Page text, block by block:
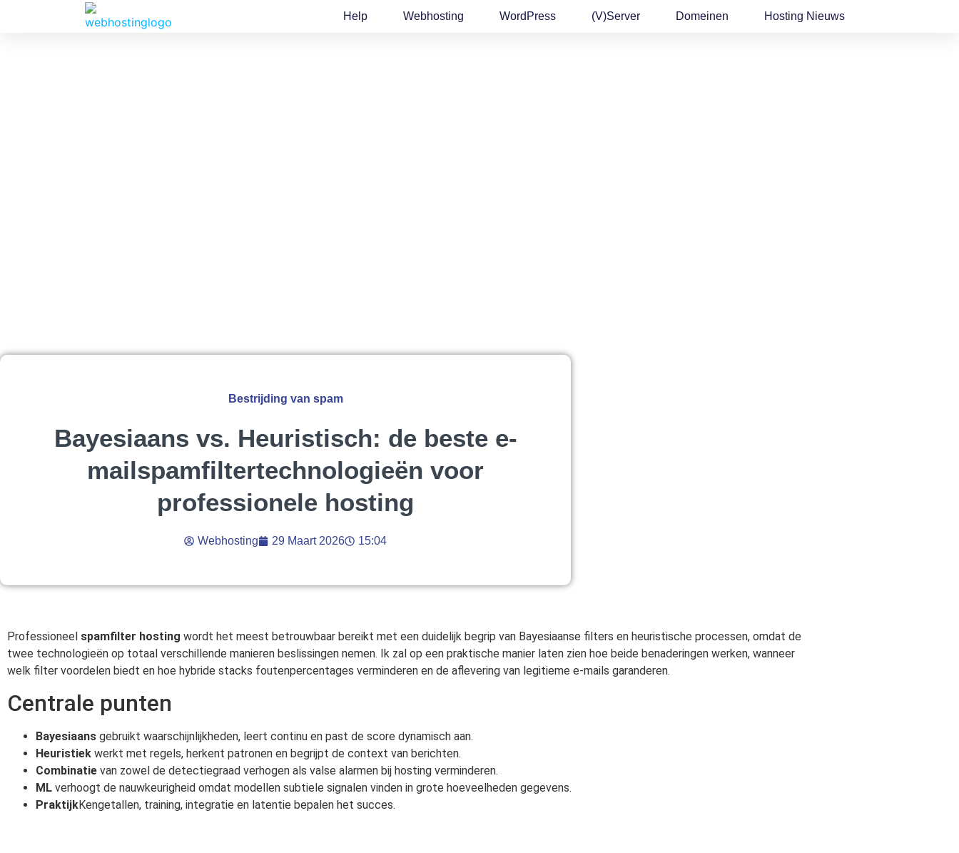
Help Webhosting WordPress (v)Server Domeinen Hosting Nieuws
Bestrijding van spam
Bayesiaans vs. Heuristisch: de beste e-
mailspamfiltertechnologieën voor
professionele hosting
Webhosting 29 Maart 2026 15:04
Professioneel spamfilter hosting wordt het meest betrouwbaar bereikt met een duidelijk begrip van Bayesiaanse filters en heuristische processen, omdat de
twee technologieën op totaal verschillende manieren beslissingen nemen. Ik zal op een praktische manier laten zien hoe beide benaderingen werken, wanneer
welk filter voordelen biedt en hoe hybride stacks foutenpercentages verminderen en de aflevering van legitieme e-mails garanderen.
Centrale punten
Bayesiaans gebruikt waarschijnlijkheden, leert continu en past de score dynamisch aan.
Heuristiek werkt met regels, herkent patronen en begrijpt de context van berichten.
Combinatie van zowel de detectiegraad verhogen als valse alarmen bij hosting verminderen.
ML verhoogt de nauwkeurigheid omdat modellen subtiele signalen vinden in grote hoeveelheden gegevens.
PraktijkKengetallen, training, integratie en latentie bepalen het succes.